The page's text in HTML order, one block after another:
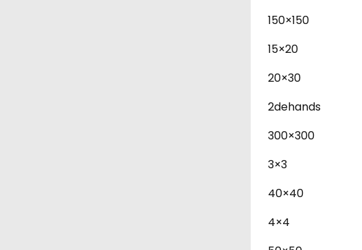
150×150
15×20
20×30
2dehands
300×300
3×3
40×40
4×4